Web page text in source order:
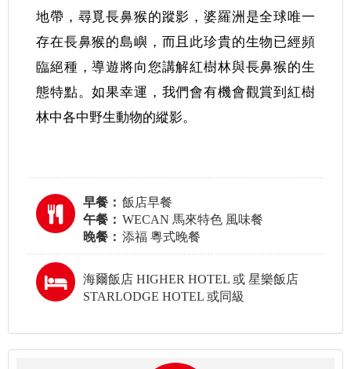
地帶，尋覓長鼻猴的蹤影，婆羅洲是全球唯一
存在長鼻猴的島嶼，而且此珍貴的生物已經頻
臨絕種，導遊將向您講解紅樹林與長鼻猴的生
態特點。如果幸運，我們會有機會觀賞到紅樹
林中各中野生動物的縱影。
早餐： 飯店早餐
午餐： WECAN 馬來特色 風味餐
晚餐： 添福 粵式晚餐
海爾飯店 HIGHER HOTEL 或 星樂飯店
STARLODGE HOTEL 或同級